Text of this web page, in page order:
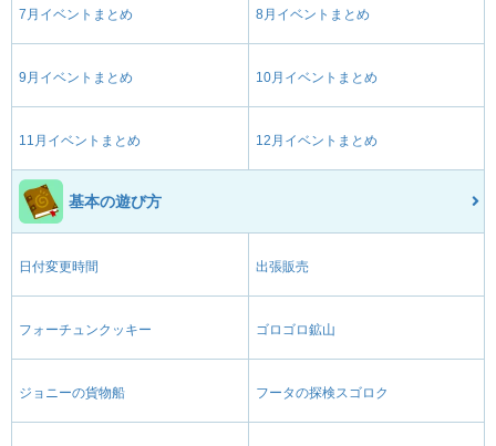
7月イベントまとめ 8月イベントまとめ
9月イベントまとめ 10月イベントまとめ
11月イベントまとめ 12月イベントまとめ
基本の遊び方
日付変更時間 出張販売
フォーチュンクッキー ゴロゴロ鉱山
ジョニーの貨物船 フータの探検スゴロク